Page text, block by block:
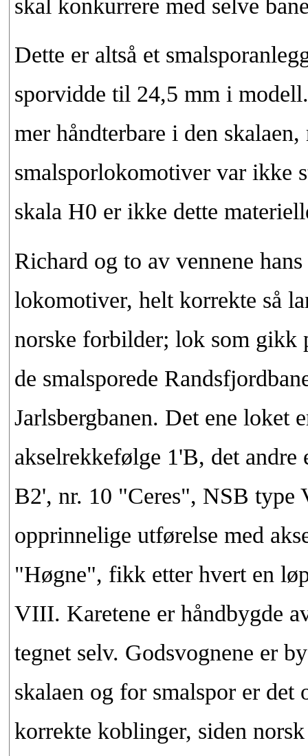
skal konkurrere med selve
Dette er altså et
sporvidde til 24,5 mm i
mer håndterbare i den
smalsporlokomotiver var ikke
skala H0 er ikke dette
Richard og to av vennene
lokomotiver, helt korrekte så
norske forbilder; lok som gikk
de smalsporede
Jarlsbergbanen. Det ene
akselrekkefølge 1'B, det
B2', nr. 10 "Ceres", NSB
opprinnelige utførelse med
"Høgne", fikk etter hvert en
VIII. Karetene er håndbygde
tegnet selv. Godsvognene er
skalaen og for smalspor er
korrekte koblinger, siden